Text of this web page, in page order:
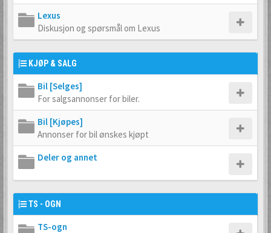
Lexus
Diskusjon og spørsmål om Lexus
KJØP & SALG
Bil [Selges]
For salgsannonser for biler.
Bil [Kjøpes]
Annonser for bil ønskes kjøpt
Deler og annet
TS - OGN
TS-ogn